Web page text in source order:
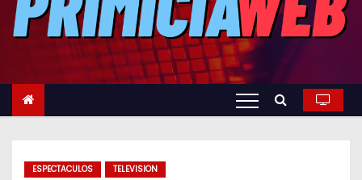
o
ESPECTACULOS TELEVISION